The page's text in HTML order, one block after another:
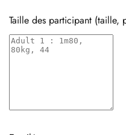
Taille des participant (taille,